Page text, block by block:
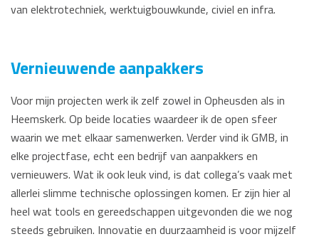
van elektrotechniek, werktuigbouwkunde, civiel en infra.
Vernieuwende aanpakkers
Voor mijn projecten werk ik zelf zowel in Opheusden als in
Heemskerk. Op beide locaties waardeer ik de open sfeer
waarin we met elkaar samenwerken. Verder vind ik GMB, in
elke projectfase, echt een bedrijf van aanpakkers en
vernieuwers. Wat ik ook leuk vind, is dat collega’s vaak met
allerlei slimme technische oplossingen komen. Er zijn hier al
heel wat tools en gereedschappen uitgevonden die we nog
steeds gebruiken. Innovatie en duurzaamheid is voor mijzelf